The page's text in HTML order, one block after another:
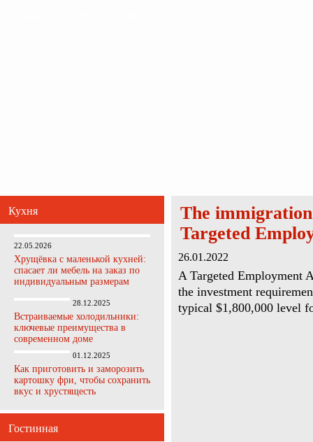
Кухня
22.05.2026
Хрущёвка с маленькой кухней:
спасает ли мебель на заказ по
индивидуальным размерам
28.12.2025
Встраиваемые холодильники:
ключевые преимущества в
современном доме
01.12.2025
Как приготовить и заморозить
картошку фри, чтобы сохранить
вкус и хрустящесть
Гостинная
The
Targeted
26.01.2022
A Targeted Employment
the investment
typical $1,800,000 level